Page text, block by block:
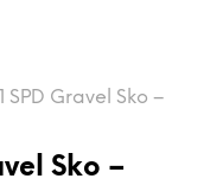
SPD Gravel Sko –
Sko –